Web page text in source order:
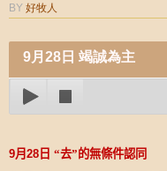
BY 好牧人
9月28日 竭誠為主
9月 28 日 “去”的無條件認同